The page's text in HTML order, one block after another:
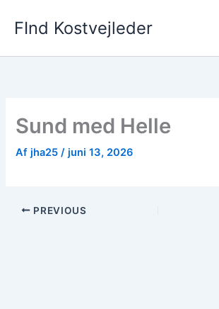
FInd Kostvejleder
Sund med Helle
Af jha25/ juni 13, 2026
PREVIOUS